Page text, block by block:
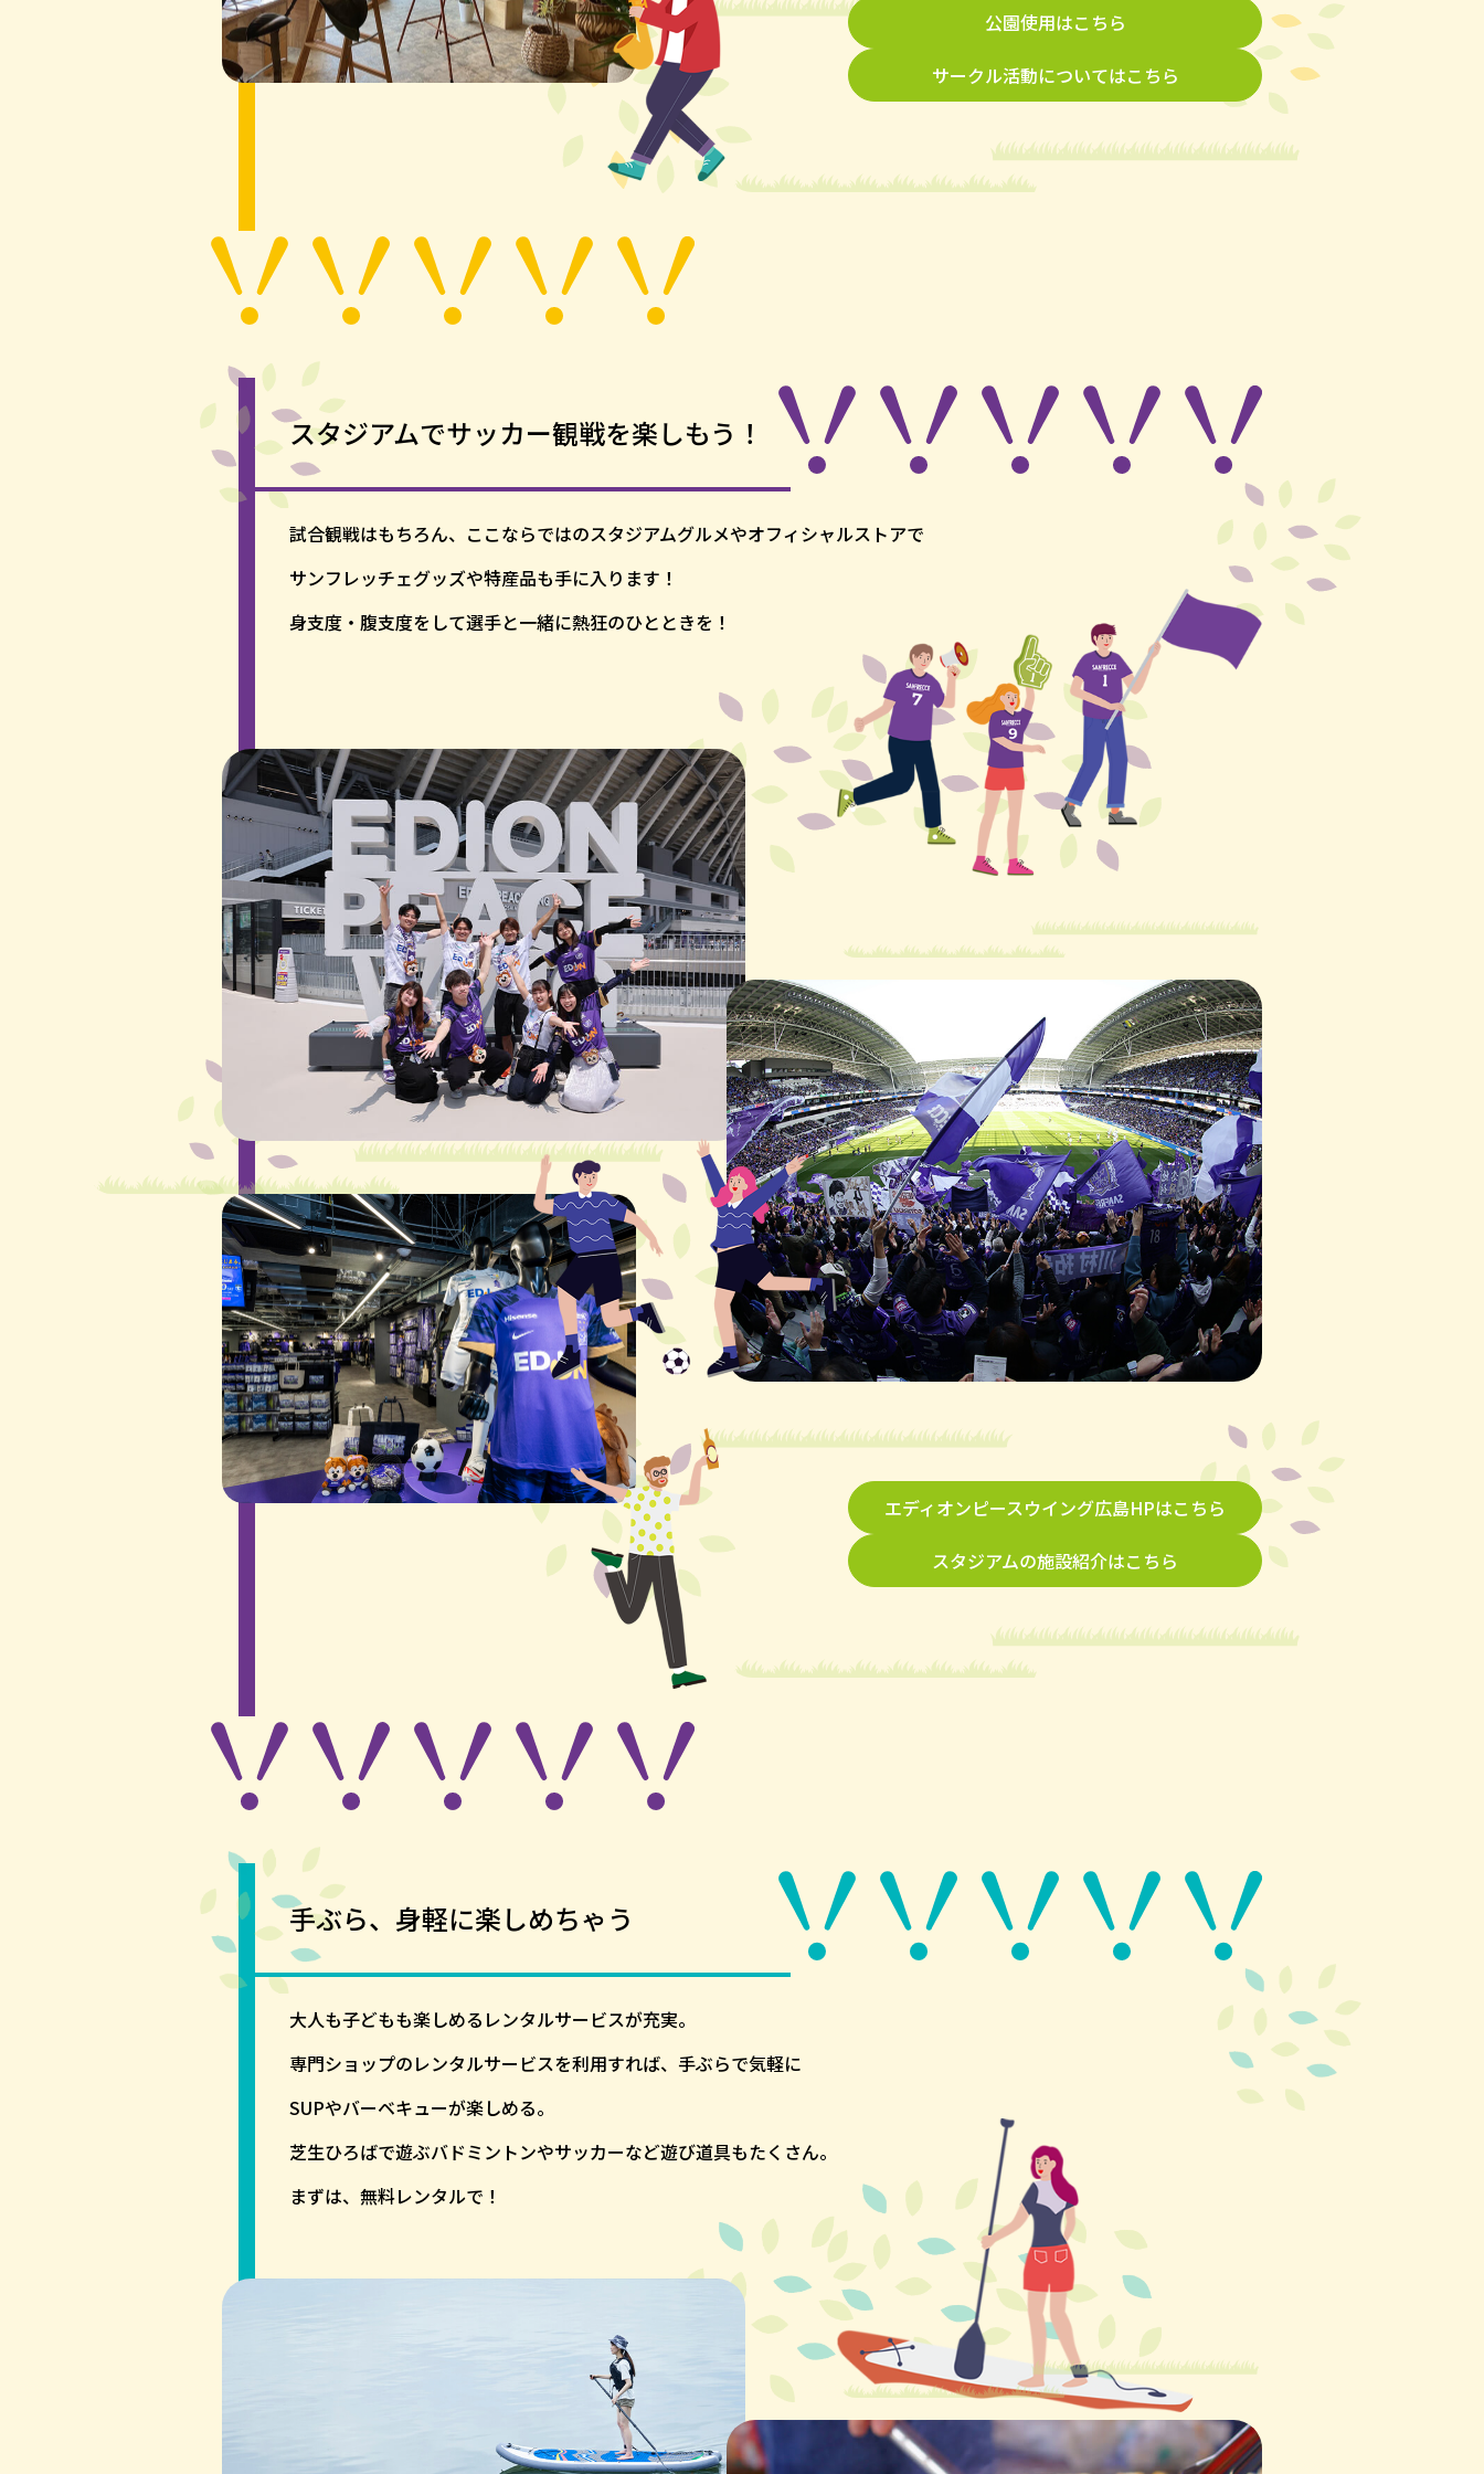
公園使用はこちら
サークル活動についてはこちら
スタジアムでサッカー観戦を楽しもう！
試合観戦はもちろん、ここならではのスタジアムグルメやオフィシャルストアで
サンフレッチェグッズや特産品も手に入ります！
身支度・腹支度をして選手と一緒に熱狂のひとときを！
エディオンピースウイング広島HPはこちら
スタジアムの施設紹介はこちら
手ぶら、身軽に楽しめちゃう
大人も子どもも楽しめるレンタルサービスが充実。
専門ショップのレンタルサービスを利用すれば、手ぶらで気軽に
SUPやバーベキューが楽しめる。
芝生ひろばで遊ぶバドミントンやサッカーなど遊び道具もたくさん。
まずは、無料レンタルで！